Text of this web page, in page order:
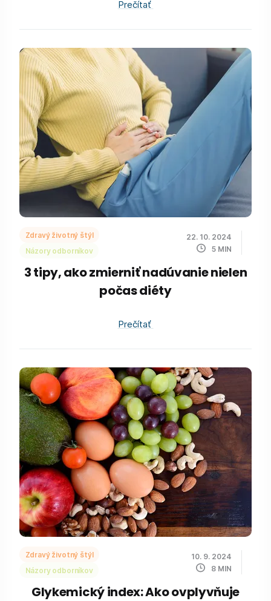
Prečítať
Zdravý životný štýl
Názory odborníkov
22. 10. 2024
5 MIN
3 tipy, ako zmierniť nadúvanie nielen
počas diéty
Prečítať
Zdravý životný štýl
Názory odborníkov
10. 9. 2024
8 MIN
Glykemický index: Ako ovplyvňuje